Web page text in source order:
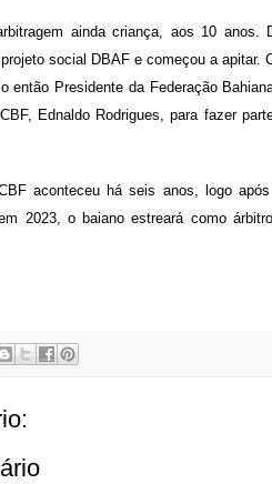
ainda criança, aos 10 anos.
social DBAF e começou a apitar.
então Presidente da Federação
Ednaldo Rodrigues, para fazer
aconteceu há seis anos, logo
2023, o baiano estreará como